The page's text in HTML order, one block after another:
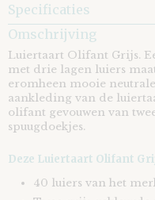
Specificaties
EAN code
8721073402790
Omschrijving
Luiertaart Olifant Grijs.
met drie lagen luiers
eromheen mooie
aankleding van de
olifant gevouwen van
spuugdoekjes.
Deze Luiertaart Olifant
40 luiers van het